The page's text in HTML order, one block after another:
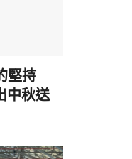
堅持
中秋送